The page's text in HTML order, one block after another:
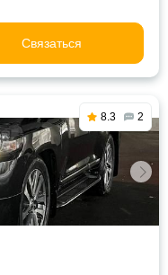
Связаться
8.3 2